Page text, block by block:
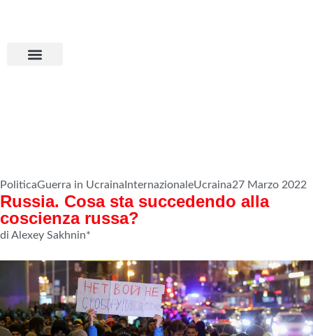
PoliticaGuerra in Ucraina InternazionaleUcraina27 Marzo 2022
Russia. Cosa sta succedendo alla
coscienza russa?
di Alexey Sakhnin*